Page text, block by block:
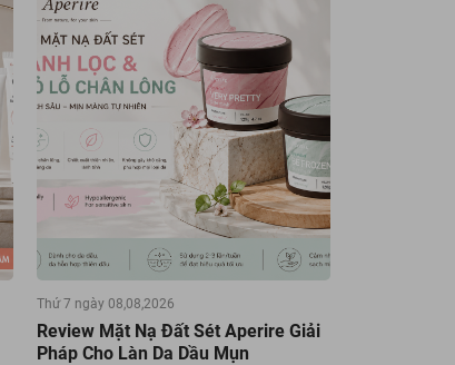
Thứ 7 ngày 08,08,2026
Review Mặt Nạ Đất Sét Aperire Giải
Pháp Cho Làn Da Dầu Mụn